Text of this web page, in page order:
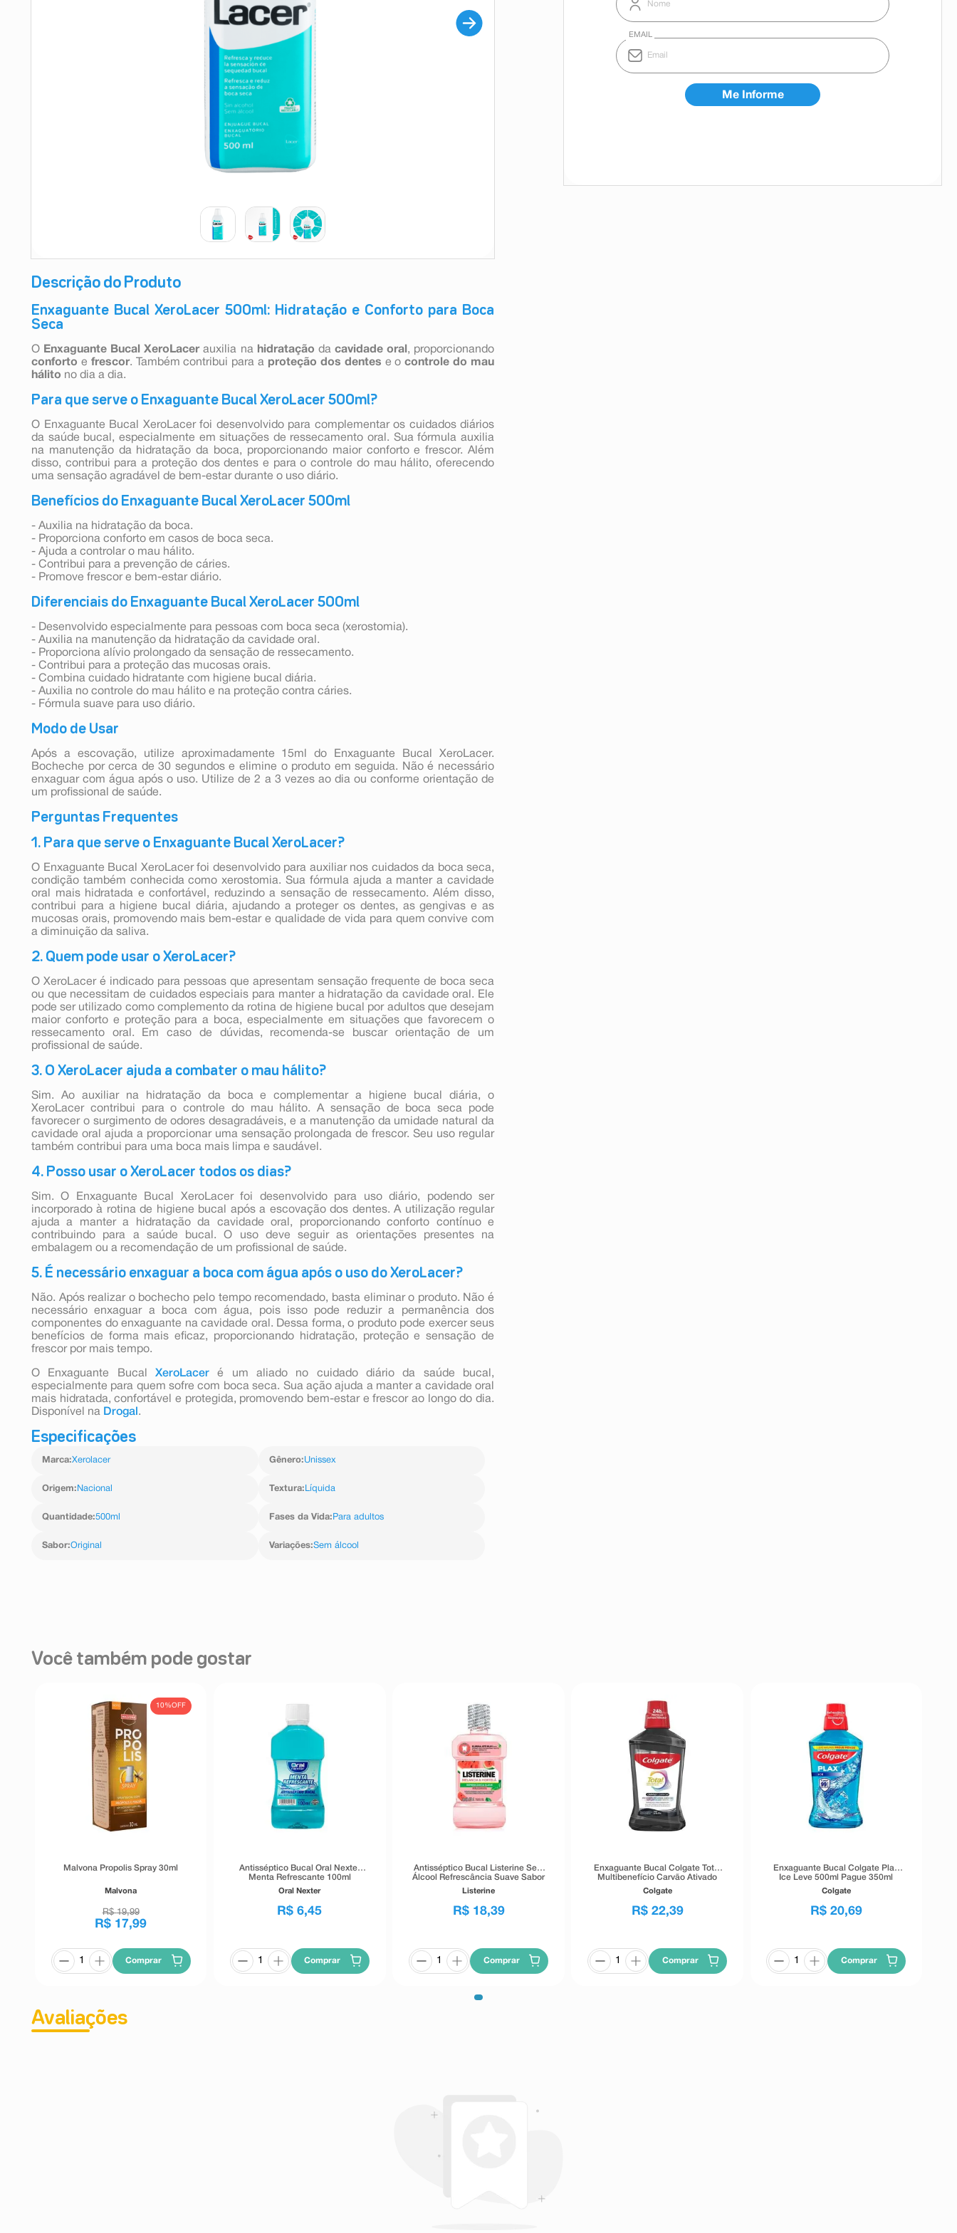
Descrição do Produto
Enxaguante Bucal XeroLacer 500ml: Hidratação e Conforto para Boca
Seca
O Enxaguante Bucal XeroLacerauxilia na hidratação da cavidade oral , proporcionando
conforto e frescor. Também contribui para a proteção dos dentes e ocontrole do mau
hálito no dia a dia.
Para que serve o Enxaguante Bucal XeroLacer 500ml?
O Enxaguante Bucal XeroLacer foi desenvolvido para complementar os cuidados diários
da saúde bucal, especialmente em situações de ressecamento oral. Sua fórmula auxilia
na manutenção da hidratação da boca, proporcionando maior conforto e frescor. Além
disso, contribui para a proteção dos dentes e para o controle do mau hálito, oferecendo
uma sensação agradável de bem-estar durante o uso diário.
Benefícios do Enxaguante Bucal XeroLacer 500ml
- Auxilia na hidratação da boca.
- Proporciona conforto em casos de boca seca.
- Ajuda a controlar o mau hálito.
- Contribui para a prevenção de cáries.
- Promove frescor e bem-estar diário.
Diferenciais do Enxaguante Bucal XeroLacer 500ml
- Desenvolvido especialmente para pessoas com boca seca (xerostomia).
- Auxilia na manutenção da hidratação da cavidade oral.
- Proporciona alívio prolongado da sensação de ressecamento.
- Contribui para a proteção das mucosas orais.
- Combina cuidado hidratante com higiene bucal diária.
- Auxilia no controle do mau hálito e na proteção contra cáries.
- Fórmula suave para uso diário.
Modo de Usar
Após a escovação, utilize aproximadamente 15ml do Enxaguante Bucal XeroLacer.
Bocheche por cerca de 30 segundos e elimine o produto em seguida. Não é necessário
enxaguar com água após o uso. Utilize de 2 a 3 vezes ao dia ou conforme orientação de
um profissional de saúde.
Perguntas Frequentes
1. Para que serve o Enxaguante Bucal XeroLacer?
O Enxaguante Bucal XeroLacer foi desenvolvido para auxiliar nos cuidados da boca seca,
condição também conhecida como xerostomia. Sua fórmula ajuda a manter a cavidade
oral mais hidratada e confortável, reduzindo a sensação de ressecamento. Além disso,
contribui para a higiene bucal diária, ajudando a proteger os dentes, as gengivas e as
mucosas orais, promovendo mais bem-estar e qualidade de vida para quem convive com
a diminuição da saliva.
2. Quem pode usar o XeroLacer?
O XeroLacer é indicado para pessoas que apresentam sensação frequente de boca seca
ou que necessitam de cuidados especiais para manter a hidratação da cavidade oral. Ele
pode ser utilizado como complemento da rotina de higiene bucal por adultos que desejam
maior conforto e proteção para a boca, especialmente em situações que favorecem o
ressecamento oral. Em caso de dúvidas, recomenda-se buscar orientação de um
profissional de saúde.
3. O XeroLacer ajuda a combater o mau hálito?
Sim. Ao auxiliar na hidratação da boca e complementar a higiene bucal diária, o
XeroLacer contribui para o controle do mau hálito. A sensação de boca seca pode
favorecer o surgimento de odores desagradáveis, e a manutenção da umidade natural da
cavidade oral ajuda a proporcionar uma sensação prolongada de frescor. Seu uso regular
também contribui para uma boca mais limpa e saudável.
4. Posso usar o XeroLacer todos os dias?
Sim. O Enxaguante Bucal XeroLacer foi desenvolvido para uso diário, podendo ser
incorporado à rotina de higiene bucal após a escovação dos dentes. A utilização regular
ajuda a manter a hidratação da cavidade oral, proporcionando conforto contínuo e
contribuindo para a saúde bucal. O uso deve seguir as orientações presentes na
embalagem ou a recomendação de um profissional de saúde.
5. É necessário enxaguar a boca com água após o uso do XeroLacer?
Não. Após realizar o bochecho pelo tempo recomendado, basta eliminar o produto. Não é
necessário enxaguar a boca com água, pois isso pode reduzir a permanência dos
componentes do enxaguante na cavidade oral. Dessa forma, o produto pode exercer seus
benefícios de forma mais eficaz, proporcionando hidratação, proteção e sensação de
frescor por mais tempo.
O Enxaguante Bucal XeroLacer é um aliado no cuidado diário da saúde bucal,
especialmente para quem sofre com boca seca. Sua ação ajuda a manter a cavidade oral
mais hidratada, confortável e protegida, promovendo bem-estar e frescor ao longo do dia.
Disponível na Drogal .
Especificações
Marca:Xerolacer Gênero:Unissex
Origem: Nacional Textura: Líquida
Quantidade:500ml Fases da Vida: Para adultos
Sabor:Original Variações:Sem álcool
Você também pode gostar
10%OFF
Malvona Propolis Spray 30ml
Malvona
R$ 19,99
R$ 17,99
Comprar
Antisséptico Bucal Oral Nexter
Menta Refrescante 100ml
Oral Nexter
R$ 6,45
Comprar
Antisséptico Bucal Listerine Sem
Álcool Refrescância Suave Sabor
Melancia e Hortelã 250ml
Listerine
R$ 18,39
Comprar
Enxaguante Bucal Colgate Total
Multibenefício Carvão Ativado
500ml
Colgate
R$ 22,39
Comprar
Enxaguante Bucal Colgate Plax
Ice Leve 500ml Pague 350ml
Colgate
R$ 20,69
Comprar
Avaliações
absorvente
shampoo